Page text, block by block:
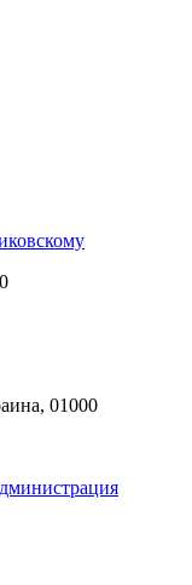
01000